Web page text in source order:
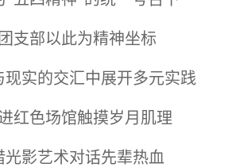
支部以此为精神坐标
现实的交汇中展开多元实践
红色场馆触摸岁月肌理
光影艺术对话先辈热血